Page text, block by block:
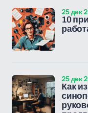
10
25 дек
Как
25 дек